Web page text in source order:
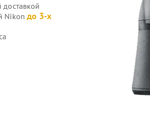
Nikon до 3-х